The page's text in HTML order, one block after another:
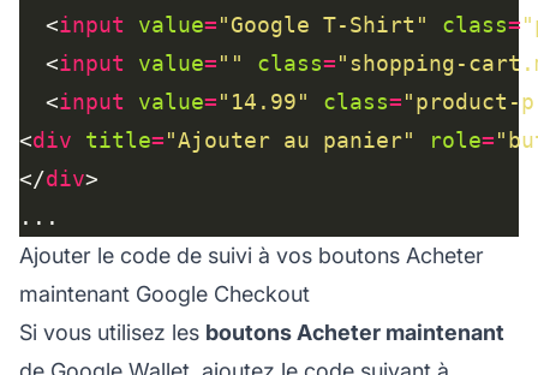
  <
input value="Google T-Shirt" class=
  <
input value="" class="shopping-
  <
input value="14.99" class="product-
<div title="Ajouter au panier" role=
</div
Ajouter le code de suivi à vos boutons Acheter
maintenant Google Checkout
Si vous utilisez les boutons Acheter maintenant